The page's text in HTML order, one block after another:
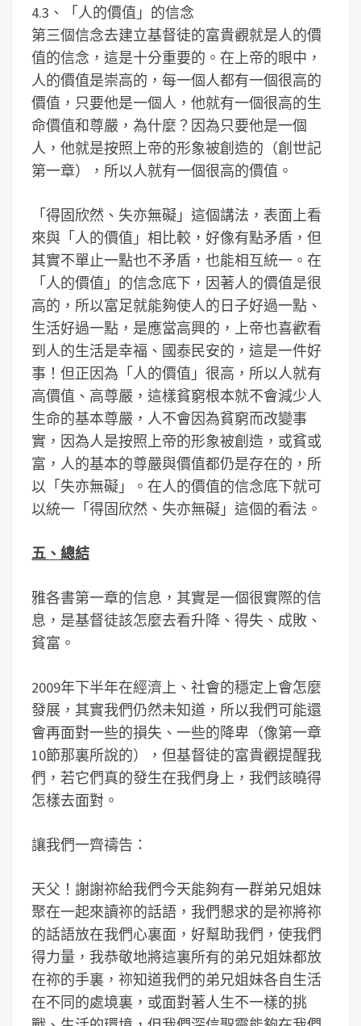
4.3、「人的價值」的信念
第三個信念去建立基督徒的富貴觀就是人的價
值的信念，這是十分重要的。在上帝的眼中，
人的價值是崇高的，每一個人都有一個很高的
價值，只要他是一個人，他就有一個很高的生
命價值和尊嚴，為什麼？因為只要他是一個
人，他就是按照上帝的形象被創造的（創世記
第一章），所以人就有一個很高的價值。
「得固欣然、失亦無礙」這個講法，表面上看
來與「人的價值」相比較，好像有點矛盾，但
其實不單止一點也不矛盾，也能相互統一。在
「人的價值」的信念底下，因著人的價值是很
高的，所以富足就能夠使人的日子好過一點、
生活好過一點，是應當高興的，上帝也喜歡看
到人的生活是幸福、國泰民安的，這是一件好
事！但正因為「人的價值」很高，所以人就有
高價值、高尊嚴，這樣貧窮根本就不會減少人
生命的基本尊嚴，人不會因為貧窮而改變事
實，因為人是按照上帝的形象被創造，或貧或
富，人的基本的尊嚴與價值都仍是存在的，所
以「失亦無礙」。在人的價值的信念底下就可
以統一「得固欣然、失亦無礙」這個的看法。
五、總結
雅各書第一章的信息，其實是一個很實際的信
息，是基督徒該怎麼去看升降、得失、成敗、
貧富。
2009年下半年在經濟上、社會的穩定上會怎麼
發展，其實我們仍然未知道，所以我們可能還
會再面對一些的損失、一些的降卑（像第一章
10節那裏所說的），但基督徒的富貴觀提醒我
們，若它們真的發生在我們身上，我們該曉得
怎樣去面對。
讓我們一齊禱告：
天父！謝謝祢給我們今天能夠有一群弟兄姐妹
聚在一起來讀祢的話語，我們懇求的是祢將祢
的話語放在我們心裏面，好幫助我們，使我們
得力量，我恭敬地將這裏所有的弟兄姐妹都放
在祢的手裏，祢知道我們的弟兄姐妹各自生活
在不同的處境裏，或面對著人生不一樣的挑